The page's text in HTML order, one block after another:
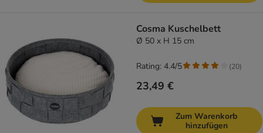
Cosma Kuschelbett
Ø 50 x H 15 cm
23,49 €
Rating: 4.4/5 (20)
Zum Warenkorb
hinzufügen